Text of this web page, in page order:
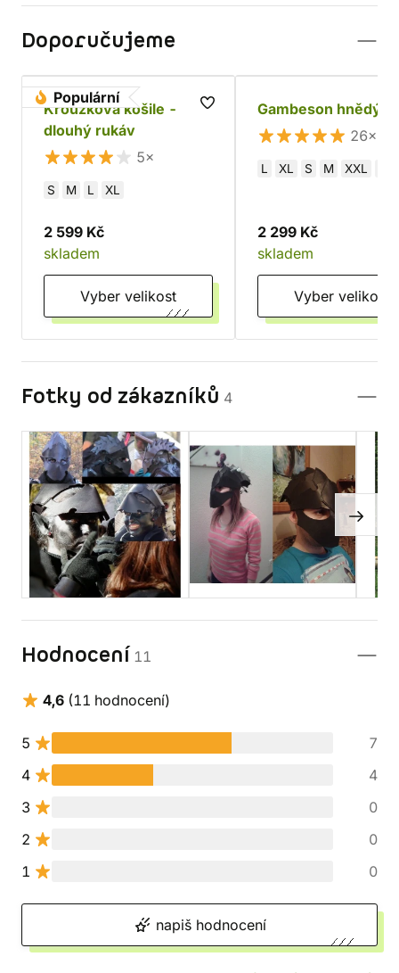
Doporučujeme
Populární
Kroužková košile -
dlouhý rukáv
5×
S M L XL
2 599 Kč
skladem
Vyber velikost
Gambeson hnědý
26×
L XL S M XXL
2 299 Kč
skladem
Vyber velikost
Fotky od zákazníků 4
Hodnocení 11
4,6 (11 hodnocení)
5
7
4
4
3
0
2
0
1
0
napiš hodnocení